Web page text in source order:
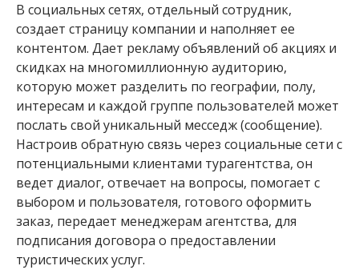
В социальных сетях, отдельный сотрудник,
создает страницу компании и наполняет ее
контентом. Дает рекламу объявлений об акциях и
скидках на многомиллионную аудиторию,
которую может разделить по географии, полу,
интересам и каждой группе пользователей может
послать свой уникальный месседж (сообщение).
Настроив обратную связь через социальные сети с
потенциальными клиентами турагентства, он
ведет диалог, отвечает на вопросы, помогает с
выбором и пользователя, готового оформить
заказ, передает менеджерам агентства, для
подписания договора о предоставлении
туристических услуг.